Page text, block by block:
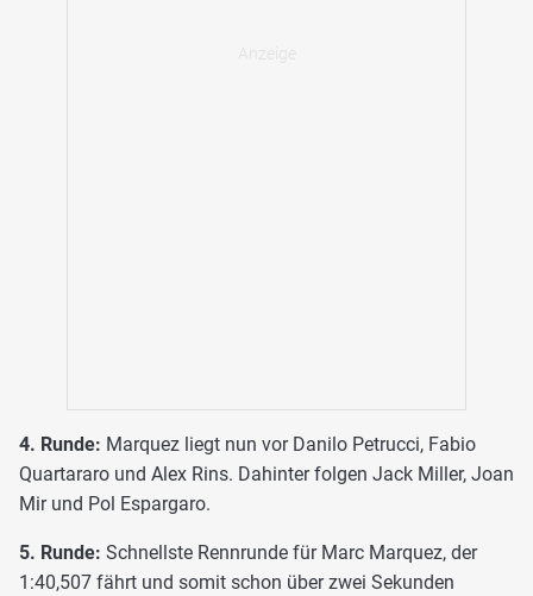
4. Runde: Marquez liegt nun vor Danilo Petrucci, Fabio
Quartararo und Alex Rins. Dahinter folgen Jack Miller, Joan
Mir und Pol Espargaro.
5. Runde: Schnellste Rennrunde für Marc Marquez, der
1:40,507 fährt und somit schon über zwei Sekunden